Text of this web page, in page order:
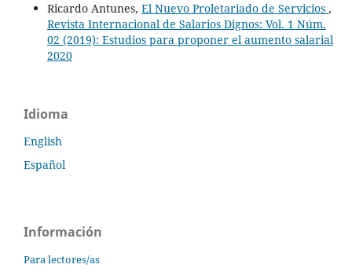
Ricardo Antunes, El Nuevo Proletariado de Servicios ,
Revista Internacional de Salarios Dignos: Vol. 1 Núm.
02 (2019): Estudios para proponer el aumento salarial
2020
Idioma
English
Español
Información
Para lectores/as